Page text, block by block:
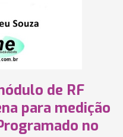
de RF
para medição
no